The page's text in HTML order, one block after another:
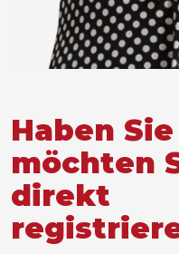
Haben
möchten
direkt